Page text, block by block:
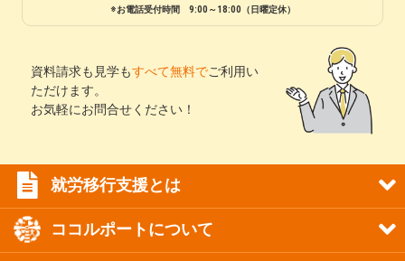
※お電話受付時間 9:00～18:00（日曜定休）
資料請求も見学もすべて無料でご利用い
ただけます。
お気軽にお問合せください！
就労移行支援とは
ココルポートについて